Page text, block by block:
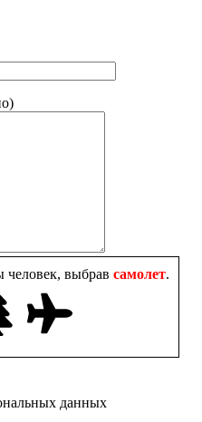
человек, выбрав самолет.
данных